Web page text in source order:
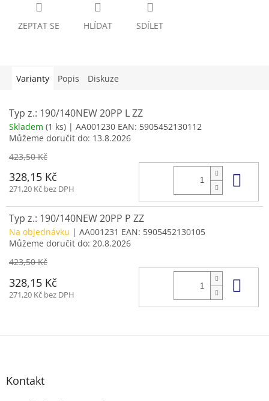
ZEPTAT SE HLÍDAT SDÍLET
Varianty Popis Diskuze
Typ z.: 190/140NEW 20PP L ZZ
Skladem (1 ks) | AA001230 EAN: 5905452130112
Můžeme doručit do: 13.8.2026
423,50 Kč
328,15 Kč
271,20 Kč bez DPH
Typ z.: 190/140NEW 20PP P ZZ
Na objednávku | AA001231 EAN: 5905452130105
Můžeme doručit do: 20.8.2026
423,50 Kč
328,15 Kč
271,20 Kč bez DPH
Z
Kontakt